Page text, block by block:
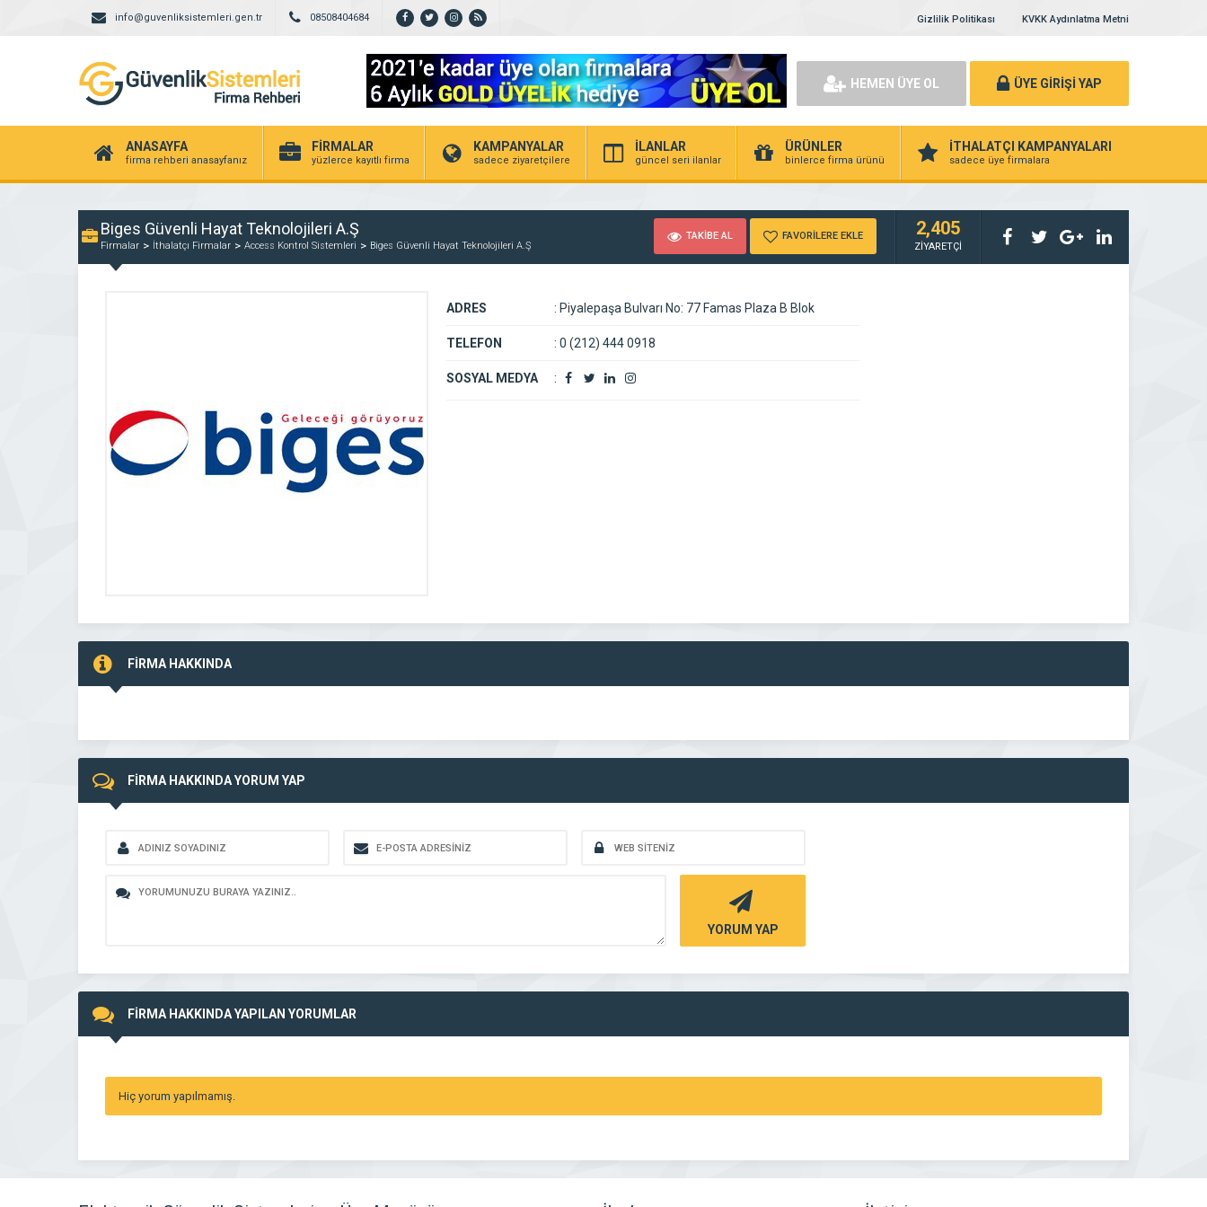
info@guvenliksistemleri.gen.tr 08508404684 Gizlilik Politikası KVKK Aydınlatma Metni
HEMEN ÜYE OL ÜYE GİRİŞİ YAP
ANASAYFA
firma rehberi anasayfanız
FİRMALAR
yüzlerce kayıtlı firma
KAMPANYALAR
sadece ziyaretçilere
İLANLAR
güncel seri ilanlar
ÜRÜNLER
binlerce firma ürünü
İTHALATÇI KAMPANYALARI
sadece üye firmalara
Biges Güvenli Hayat Teknolojileri A.Ş
Firmalar İthalatçı Firmalar Access Kontrol Sistemleri Biges Güvenli Hayat Teknolojileri A.Ş
TAKİBE AL FAVORİLERE EKLE 2,405
ZİYARETÇİ
ADRES : Piyalepaşa Bulvarı No: 77 Famas Plaza B Blok
TELEFON : 0 (212) 444 0918
SOSYAL MEDYA :
FİRMA HAKKINDA
FİRMA HAKKINDA YORUM YAP
YORUM YAP
FİRMA HAKKINDA YAPILAN YORUMLAR
Hiç yorum yapılmamış.